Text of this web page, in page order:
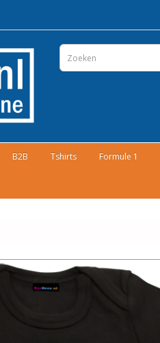
B2B Tshirts Formule 1